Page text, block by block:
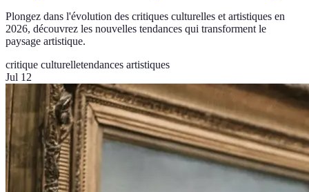
Plongez dans l'évolution des critiques culturelles et artistiques en
2026, découvrez les nouvelles tendances qui transforment le
paysage artistique.
critique culturelletendances artistiques
Jul 12